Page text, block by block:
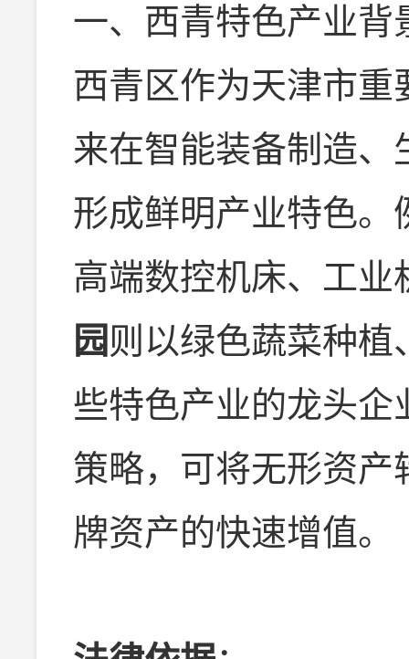
一、西青特色产业背
西青区作为天津市
来在智能装备制造
形成鲜明产业特色。
高端数控机床、工业
园 则以绿色蔬菜种
些特色产业的龙头企
策略，可将无形资产
牌资产的快速增值。